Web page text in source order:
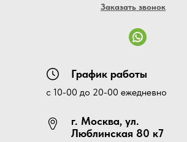
Заказать звонок
График работы
с 10-00 до 20-00 ежедневно
г. Москва, ул.
Люблинская 80 к7